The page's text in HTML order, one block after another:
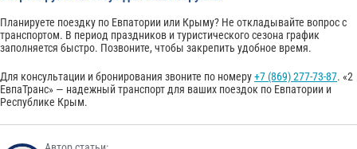
Планируете поездку по Евпатории или Крыму? Не откладывайте вопрос с
транспортом. В период праздников и туристического сезона график
заполняется быстро. Позвоните, чтобы закрепить удобное время.
Для консультации и бронирования звоните по номеру+7 (869) 277-73-87. «2
ЕвпаТранс» — надежный транспорт для ваших поездок по Евпатории и
Республике Крым.